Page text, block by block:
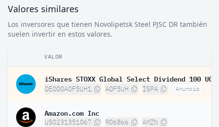
Valores similares
Los inversores que tienen Novolipetsk Steel PJSC DR también
suelen invertir en estos valores.
VALOR
DE000A0F5UH1 A0F5UH ISPA Anuncio
Amazon.com Inc
US0231351067 906866 AMZN